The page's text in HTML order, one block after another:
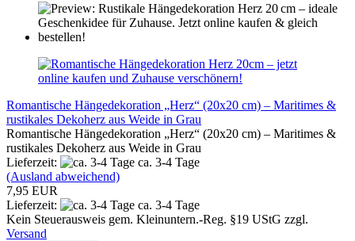
Romantische Hängedekoration „Herz“ (20x20 cm) – Maritimes &
rustikales Dekoherz aus Weide in Grau
Romantische Hängedekoration „Herz“ (20x20 cm) – Maritimes &
rustikales Dekoherz aus Weide in Grau
Lieferzeit:
ca. 3-4 Tage
(Ausland abweichend)
7,95 EUR
Lieferzeit:
ca. 3-4 Tage
Kein Steuerausweis gem. Kleinuntern.-Reg. §19 UStG zzgl.
Versand